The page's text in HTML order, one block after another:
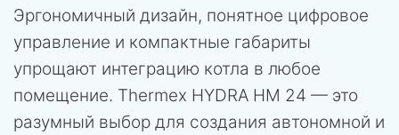
Эргономичный дизайн, понятное цифровое
управление и компактные габариты
упрощают интеграцию котла в любое
помещение. Thermex HYDRA HM 24 — это
разумный выбор для создания автономной и